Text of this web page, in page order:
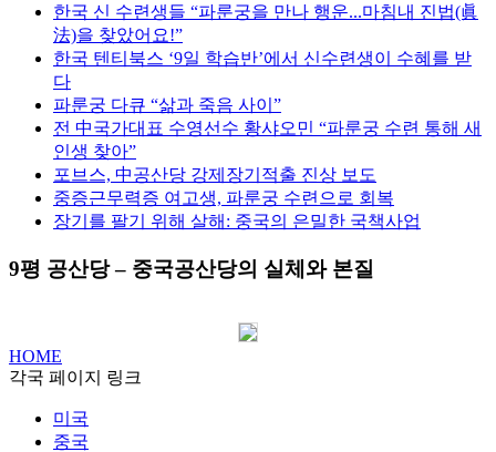
한국 신 수련생들 “파룬궁을 만나 행운...마침내 진법(眞
法)을 찾았어요!”
한국 텐티북스 ‘9일 학습반’에서 신수련생이 수혜를 받
다
파룬궁 다큐 “삶과 죽음 사이”
전 中국가대표 수영선수 황샤오민 “파룬궁 수련 통해 새
인생 찾아”
포브스, 中공산당 강제장기적출 진상 보도
중증근무력증 여고생, 파룬궁 수련으로 회복
장기를 팔기 위해 살해: 중국의 은밀한 국책사업
9평 공산당 – 중국공산당의 실체와 본질
HOME
각국 페이지 링크
미국
중국